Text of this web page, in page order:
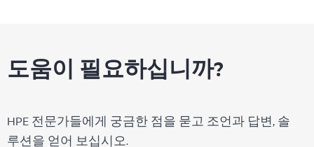
도움이 필요하십니까?
HPE 전문가들에게 궁금한 점을 묻고 조언과 답변, 솔
루션을 얻어 보십시오.